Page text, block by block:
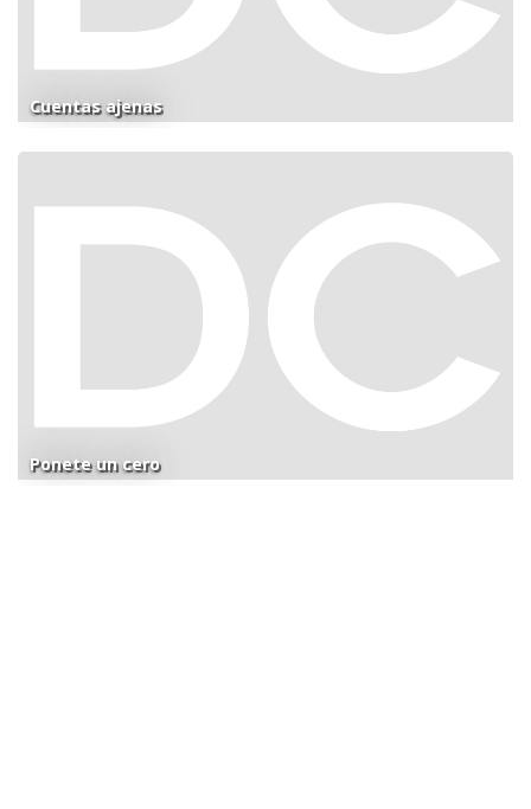
Cuentas ajenas
Ponete un cero